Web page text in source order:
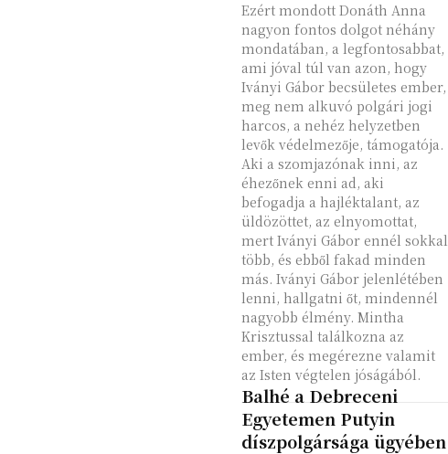
Ezért mondott Donáth Anna
nagyon fontos dolgot néhány
mondatában, a legfontosabbat,
ami jóval túl van azon, hogy
Iványi Gábor becsületes ember,
meg nem alkuvó polgári jogi
harcos, a nehéz helyzetben
levők védelmezője, támogatója.
Aki a szomjazónak inni, az
éhezőnek enni ad, aki
befogadja a hajléktalant, az
üldözöttet, az elnyomottat,
mert Iványi Gábor ennél sokkal
több, és ebből fakad minden
más. Iványi Gábor jelenlétében
lenni, hallgatni őt, mindennél
nagyobb élmény. Mintha
Krisztussal találkozna az
ember, és megérezne valamit
az Isten végtelen jóságából.
Balhé a Debreceni
Egyetemen Putyin
díszpolgársága ügyében